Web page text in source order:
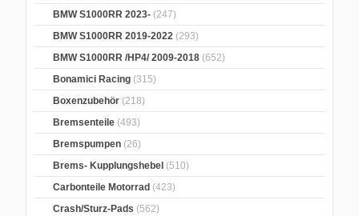
BMW S1000RR 2023- (247)
BMW S1000RR 2019-2022 (293)
BMW S1000RR /HP4/ 2009-2018 (652)
Bonamici Racing (315)
Boxenzubehör (218)
Bremsenteile (493)
Bremspumpen (26)
Brems- Kupplungshebel (510)
Carbonteile Motorrad (423)
Crash/Sturz-Pads (562)